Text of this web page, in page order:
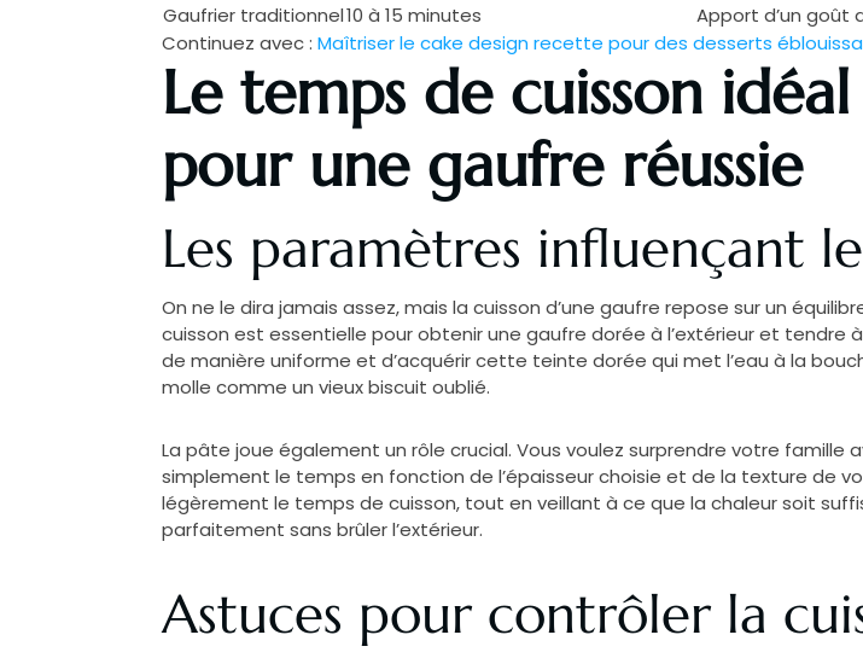
Gaufrier traditionnel10 à 15 minutes
Apport d’un goût
Continuez avec :Maîtriser le cake design recette pour des desserts
Le temps de cuisson
pour une gaufre réussie
Les paramètres influençant
On ne le dira jamais assez, mais la cuisson d’une gaufre repose sur un
cuisson est essentielle pour obtenir une gaufre dorée à l’extérieur et tendre
de manière uniforme et d’acquérir cette teinte dorée qui met l’eau à la
molle comme un vieux biscuit oublié.
La pâte joue également un rôle crucial. Vous voulez surprendre votre famille
simplement le temps en fonction de l’épaisseur choisie et de la texture de
légèrement le temps de cuisson, tout en veillant à ce que la chaleur soit
parfaitement sans brûler l’extérieur.
Astuces pour contrôler la